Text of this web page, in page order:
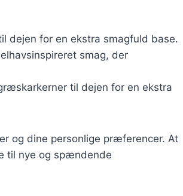
dejen for en ekstra smagfuld base.
smag, der
til dejen for en ekstra
og dine personlige præferencer. At
til nye og spændende